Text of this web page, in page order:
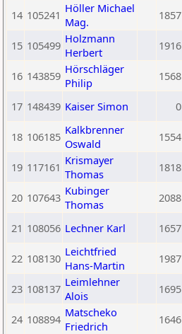
14 105241 Höller Michael
Mag.
1857
15 105499 Holzmann
Herbert
1916
16 143859 Hörschläger
Philip
1568
17 148439 Kaiser Simon 0
18 106185 Kalkbrenner
Oswald
1554
19 117161 Krismayer
Thomas
1818
20 107643 Kubinger
Thomas
2088
21 108056 Lechner Karl 1657
22 108130 Leichtfried
Hans-Martin
1987
23 108137 Leimlehner
Alois
1695
24 108894 Matscheko
Friedrich
1646